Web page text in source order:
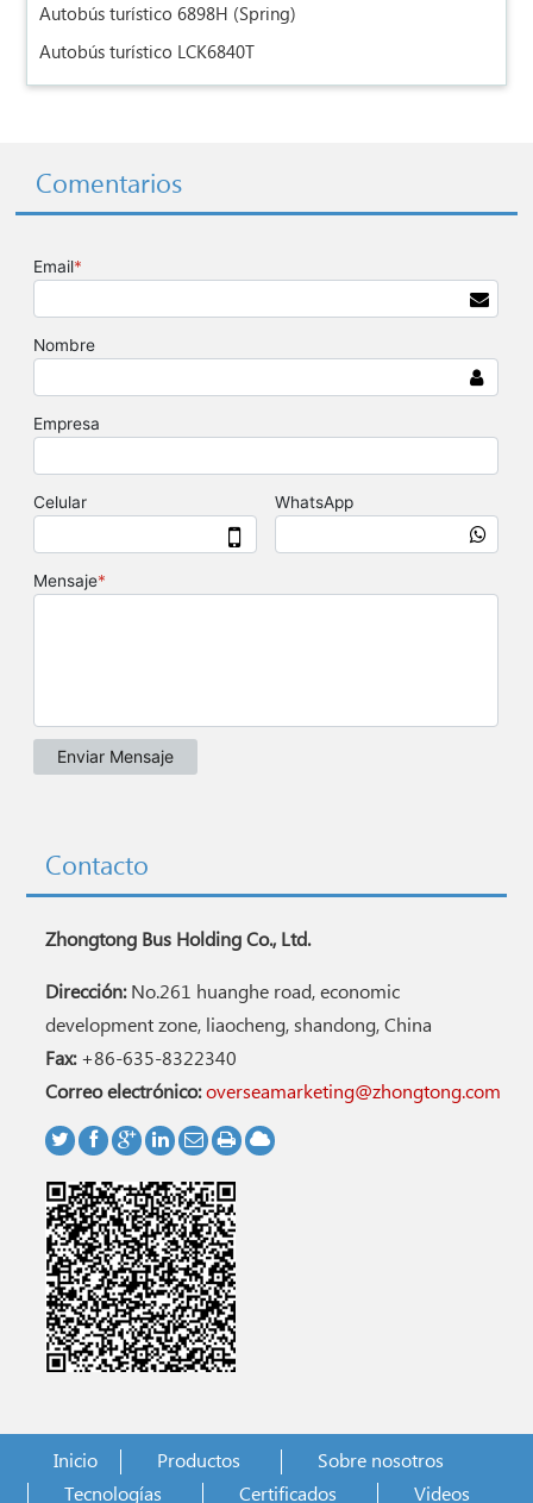
Autobús turístico 6898H (Spring)
Autobús turístico LCK6840T
Comentarios
Contacto
Zhongtong Bus Holding Co., Ltd.
Dirección:No.261 huanghe road, economic
development zone, liaocheng, shandong, China
Fax:+86-635-8322340
Correo electrónico:overseamarketing@zhongtong.com
Inicio Productos
Sobre nosotros
Tecnologías
Certificados Videos